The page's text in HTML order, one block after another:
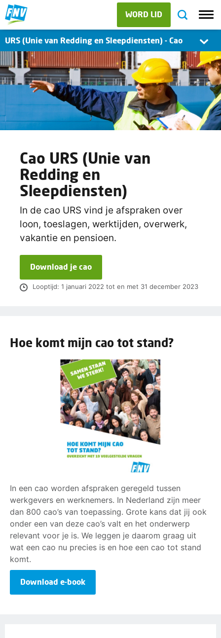
WORD LID
URS (Unie van Redding en Sleepdiensten) - Cao
Cao URS (Unie van
Redding en
Sleepdiensten)
In de cao URS vind je afspraken over
loon, toeslagen, werktijden, overwerk,
vakantie en pensioen.
Download je cao
Looptijd: 1 januari 2022 tot en met 31 december 2023
Hoe komt mijn cao tot stand?
In een cao worden afspraken geregeld tussen
werkgevers en werknemers. In Nederland zijn meer
dan 800 cao’s van toepassing. Grote kans dat jij ook
onder een van deze cao’s valt en het onderwerp
relevant voor je is. We leggen je daarom graag uit
wat een cao nu precies is en hoe een cao tot stand
komt.
Download e-book